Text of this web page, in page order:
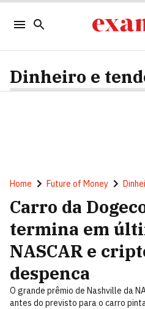
Dinheiro e
Home Future of Money
Carro da
termina em
NASCAR e
despenca
O grande prêmio de Nashville da
antes do previsto para o carro